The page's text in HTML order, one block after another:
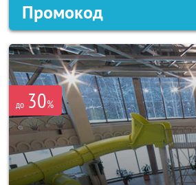
Промокод
до 30%